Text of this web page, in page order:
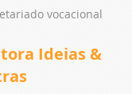
vocacional
Ideias &